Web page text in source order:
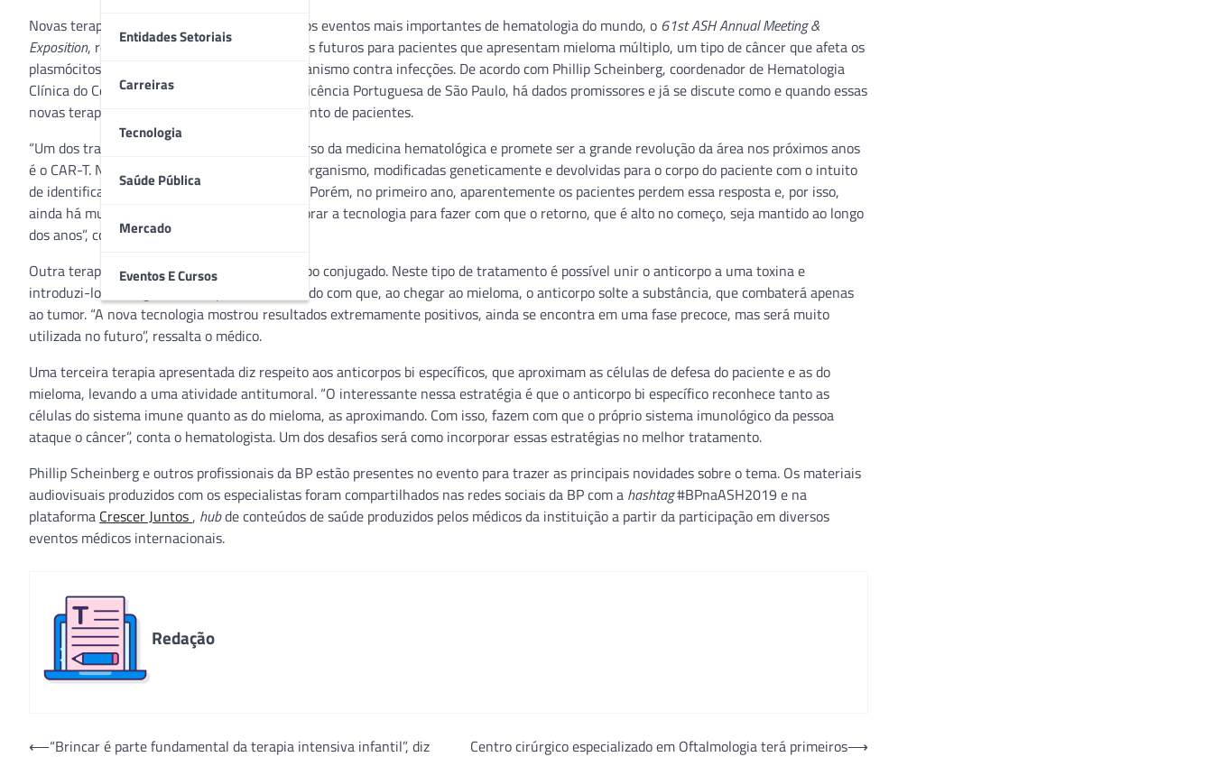
Entidades Setoriais
Carreiras
Tecnologia
Saúde Pública
Mercado
Eventos E Cursos
Novas terapias celulares, discutidas em um dos eventos mais importantes de hematologia do mundo, o 61st ASH Annual Meeting &
Exposition, revelam como serão os tratamentos futuros para pacientes que apresentam mieloma múltiplo, um tipo de câncer que afeta os
plasmócitos que ajudam a proteger nosso organismo contra infecções. De acordo com Phillip Scheinberg, coordenador de Hematologia
Clínica do Centro Oncológico da BP – A Beneficência Portuguesa de São Paulo, há dados promissores e já se discute como e quando essas
novas terapias serão incorporadas no tratamento de pacientes.
“Um dos tratamentos que está mudando o curso da medicina hematológica e promete ser a grande revolução da área nos próximos anos
é o CAR-T. Nele, as células são removidas do organismo, modificadas geneticamente e devolvidas para o corpo do paciente com o intuito
de identificar e combater as células do tumor. Porém, no primeiro ano, aparentemente os pacientes perdem essa resposta e, por isso,
ainda há muitas discussões sobre como melhorar a tecnologia para fazer com que o retorno, que é alto no começo, seja mantido ao longo
dos anos”, conta o especialista.
Outra terapia apresentada foi sobre o anticorpo conjugado. Neste tipo de tratamento é possível unir o anticorpo a uma toxina e
introduzi-los no organismo do paciente, fazendo com que, ao chegar ao mieloma, o anticorpo solte a substância, que combaterá apenas
ao tumor. “A nova tecnologia mostrou resultados extremamente positivos, ainda se encontra em uma fase precoce, mas será muito
utilizada no futuro”, ressalta o médico.
Uma terceira terapia apresentada diz respeito aos anticorpos bi específicos, que aproximam as células de defesa do paciente e as do
mieloma, levando a uma atividade antitumoral. “O interessante nessa estratégia é que o anticorpo bi específico reconhece tanto as
células do sistema imune quanto as do mieloma, as aproximando. Com isso, fazem com que o próprio sistema imunológico da pessoa
ataque o câncer”, conta o hematologista. Um dos desafios será como incorporar essas estratégias no melhor tratamento.
Phillip Scheinberg e outros profissionais da BP estão presentes no evento para trazer as principais novidades sobre o tema. Os materiais
audiovisuais produzidos com os especialistas foram compartilhados nas redes sociais da BP com a hashtag#BPnaASH2019 e na
plataforma Crescer Juntos, hubde conteúdos de saúde produzidos pelos médicos da instituição a partir da participação em diversos
eventos médicos internacionais.
Redação
Navegação
⟵“Brincar é parte fundamental da terapia intensiva infantil”, diz
Centro cirúrgico especializado em Oftalmologia terá primeiros⟶